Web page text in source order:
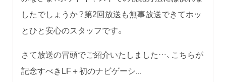
したでしょうか？第2回放送も無事放送できてホッ
とひと安心のスタッフです。
さて放送の冒頭でご紹介いたしました…、こちらが
記念すべきLF＋初のナビゲーシ...